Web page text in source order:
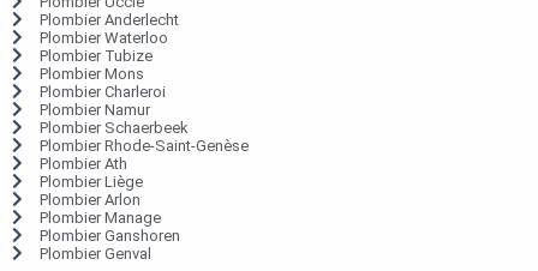
Plombier Anderlecht
Plombier Waterloo
Plombier Tubize
Plombier Mons
Plombier Charleroi
Plombier Namur
Plombier Schaerbeek
Plombier Rhode-Saint-Genèse
Plombier Ath
Plombier Liège
Plombier Arlon
Plombier Manage
Plombier Ganshoren
Plombier Genval